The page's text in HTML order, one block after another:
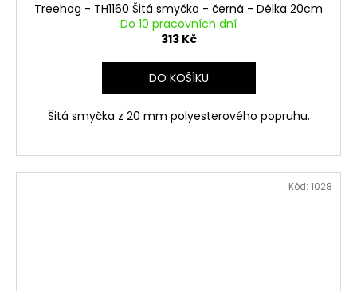
Treehog - TH1160 Šitá smyčka - černá - Délka 20cm
Do 10 pracovních dní
313 Kč
DO KOŠÍKU
Šitá smyčka z 20 mm polyesterového popruhu.
Kód: 1028